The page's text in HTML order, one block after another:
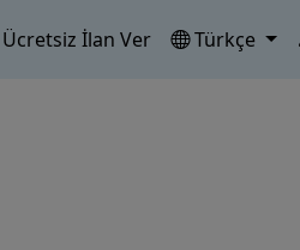
Ücretsiz İlan Ver Türkçe